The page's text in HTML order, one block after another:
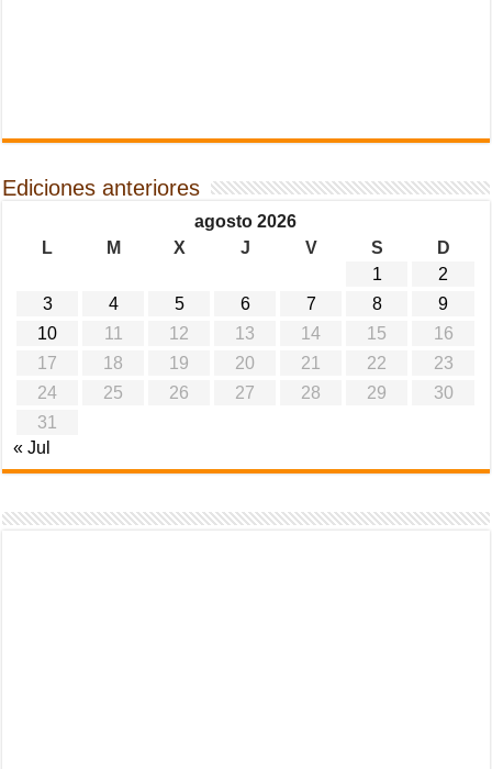
Ediciones anteriores
agosto 2026
L
M X J V S
D
1
2
3
4 5 6 7 8
9
10
11 12 13 14 15
16
17
18 19 20 21 22
23
24
25 26 27 28 29
30
31
« Jul